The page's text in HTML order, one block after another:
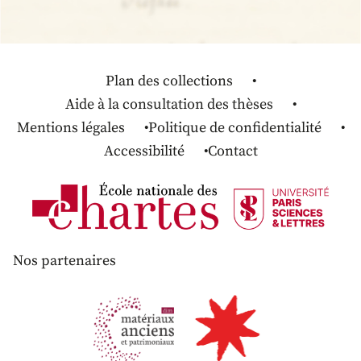
Plan des collections
Aide à la consultation des thèses
Mentions légales
Politique de confidentialité
Accessibilité
Contact
Nos partenaires